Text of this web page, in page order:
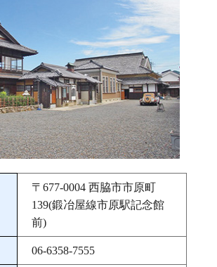
〒677‐0004 西脇市市原町
139(鍛冶屋線市原駅記念館
前)
06-6358-7555